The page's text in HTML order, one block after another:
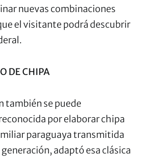
nuevas combinaciones
el visitante podrá descubrir
DE CHIPA
también se puede
por elaborar chipa
paraguaya transmitida
adaptó esa clásica